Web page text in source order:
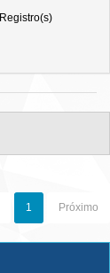
Registro(s)
1 Próximo